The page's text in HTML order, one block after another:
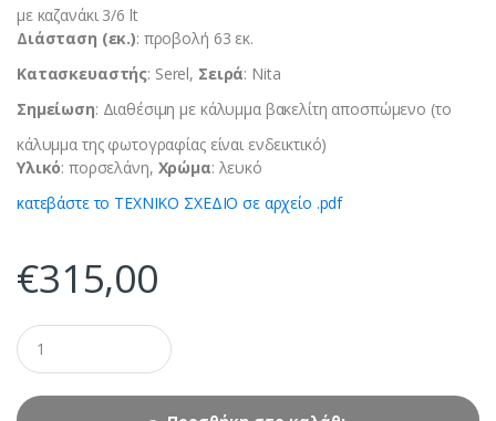
με καζανάκι 3/6 lt
Διάσταση (εκ.): προβολή 63 εκ.
Κατασκευαστής: Serel, Σειρά: Nita
Σημείωση: Διαθέσιμη με κάλυμμα βακελίτη αποσπώμενο (το
κάλυμμα της φωτογραφίας είναι ενδεικτικό)
Υλικό: πορσελάνη, Χρώμα: λευκό
κατεβάστε το ΤΕΧΝΙΚΟ ΣΧΕΔΙΟ σε αρχείο .pdf
€315,00